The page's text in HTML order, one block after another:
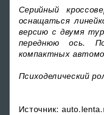
Серийный
оснащаться
версию с двумя
переднюю ось.
компактных
Психоделический
Источник: